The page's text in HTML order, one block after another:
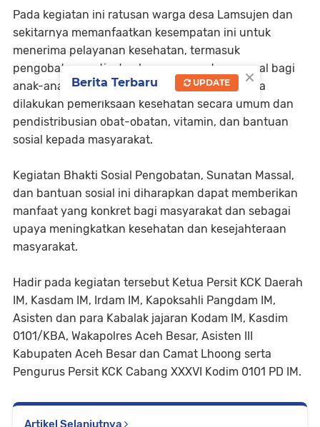
Pada kegiatan ini ratusan warga desa Lamsujen dan
sekitarnya memanfaatkan kesempatan ini untuk
menerima pelayanan kesehatan, termasuk
pengobatan gratis dan layanan sunatan massal bagi
anak-anak yang membutuhkan. Selain itu, juga
dilakukan pemeriksaan kesehatan secara umum dan
pendistribusian obat-obatan, vitamin, dan bantuan
sosial kepada masyarakat.
Kegiatan Bhakti Sosial Pengobatan, Sunatan Massal,
dan bantuan sosial ini diharapkan dapat memberikan
manfaat yang konkret bagi masyarakat dan sebagai
upaya meningkatkan kesehatan dan kesejahteraan
masyarakat.
Hadir pada kegiatan tersebut Ketua Persit KCK Daerah
IM, Kasdam IM, Irdam IM, Kapoksahli Pangdam IM,
Asisten dan para Kabalak jajaran Kodam IM, Kasdim
0101/KBA, Wakapolres Aceh Besar, Asisten III
Kabupaten Aceh Besar dan Camat Lhoong serta
Pengurus Persit KCK Cabang XXXVI Kodim 0101 PD IM.
Artikel Selanjutnya
×
Berita Terbaru UPDATE